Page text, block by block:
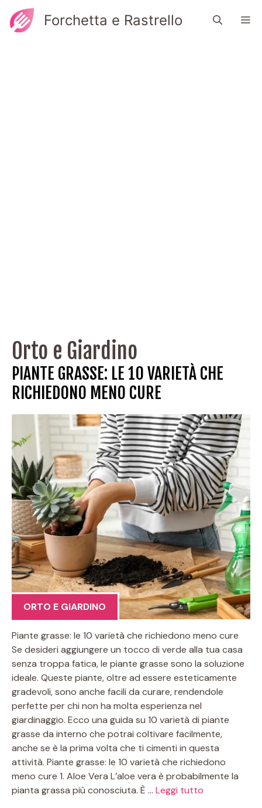
contenuto
Forchetta e Rastrello
Orto e Giardino
PIANTE GRASSE: LE 10 VARIETÀ CHE
RICHIEDONO MENO CURE
ORTO E GIARDINO
Piante grasse: le 10 varietà che richiedono meno cure
Se desideri aggiungere un tocco di verde alla tua casa
senza troppa fatica, le piante grasse sono la soluzione
ideale. Queste piante, oltre ad essere esteticamente
gradevoli, sono anche facili da curare, rendendole
perfette per chi non ha molta esperienza nel
giardinaggio. Ecco una guida su 10 varietà di piante
grasse da interno che potrai coltivare facilmente,
anche se è la prima volta che ti cimenti in questa
attività. Piante grasse: le 10 varietà che richiedono
meno cure 1. Aloe Vera L’aloe vera è probabilmente la
pianta grassa più conosciuta. È … Leggi tutto